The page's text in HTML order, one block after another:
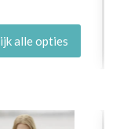
alle opties